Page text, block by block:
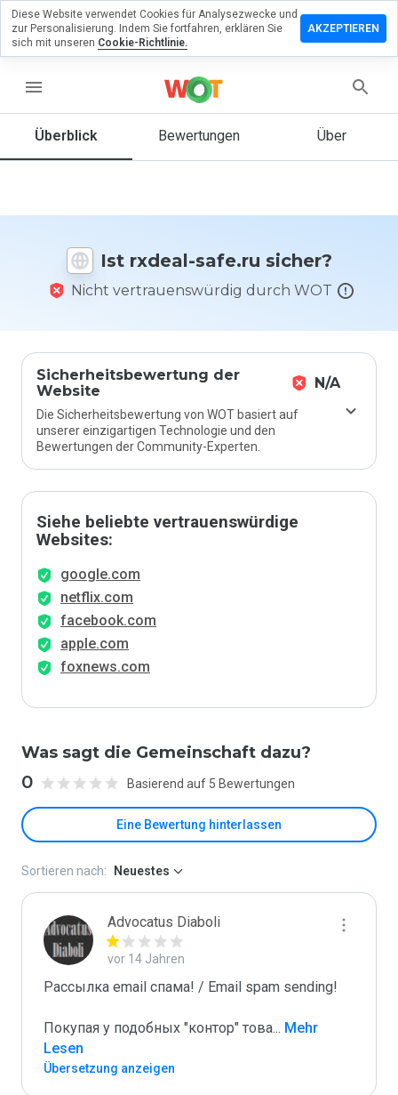
menu
Überblick Bewertungen Über
Ist rxdeal-safe.ru sicher?
Nicht vertrauenswürdig durch WOT
Sicherheitsbewertung der
Website
N/A
Die Sicherheitsbewertung von WOT basiert auf
unserer einzigartigen Technologie und den
Bewertungen der Community-Experten.
Siehe beliebte vertrauenswürdige
Websites:
google.com
netflix.com
facebook.com
apple.com
foxnews.com
Was sagt die Gemeinschaft dazu?
0 Basierend auf 5 Bewertungen
Eine Bewertung hinterlassen
eine
würden
auf einer
Skala von
1 bis 5
Sortieren nach: Neuestes
Advocatus Diaboli
vor 14 Jahren
Рассылка email спама! / Email spam sending!
Покупая у подобных "контор" това... Mehr
Lesen
Übersetzung anzeigen
Diese Website verwendet Cookies für Analysezwecke und
zur Personalisierung. Indem Sie fortfahren, erklären Sie
sich mit unseren Cookie-Richtlinie.
AKZEPTIEREN